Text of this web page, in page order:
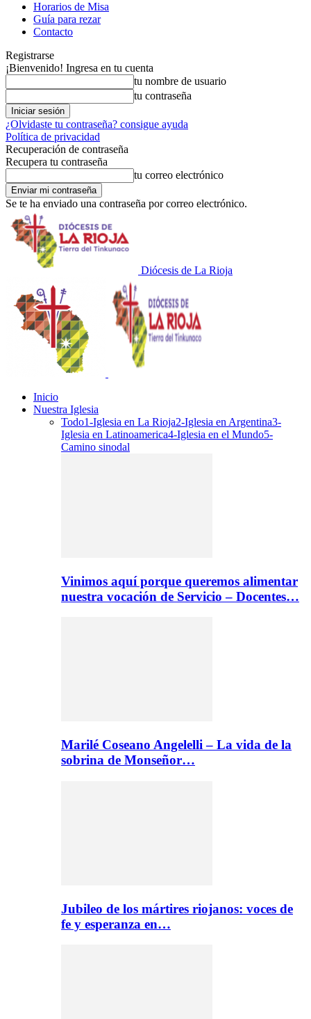
Horarios de Misa
Guía para rezar
Contacto
Registrarse
¡Bienvenido! Ingresa en tu cuenta
tu nombre de usuario
tu contraseña
¿Olvidaste tu contraseña? consigue ayuda
Política de privacidad
Recuperación de contraseña
Recupera tu contraseña
tu correo electrónico
Se te ha enviado una contraseña por correo electrónico.
Diócesis de La Rioja
Inicio
Nuestra Iglesia
Todo1-Iglesia en La Rioja2-Iglesia en Argentina3-
Iglesia en Latinoamerica4-Iglesia en el Mundo5-
Camino sinodal
Vinimos aquí porque queremos alimentar
nuestra vocación de Servicio – Docentes…
Marilé Coseano Angelelli – La vida de la
sobrina de Monseñor…
Jubileo de los mártires riojanos: voces de
fe y esperanza en…